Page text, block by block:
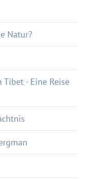
Natur?
- Eine Reise